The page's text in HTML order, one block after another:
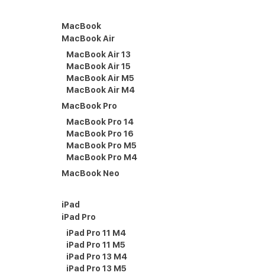
MacBook
MacBook Air
MacBook Air 13
MacBook Air 15
MacBook Air M5
MacBook Air M4
MacBook Pro
MacBook Pro 14
MacBook Pro 16
MacBook Pro M5
MacBook Pro M4
MacBook Neo
iPad
iPad Pro
iPad Pro 11 M4
iPad Pro 11 M5
iPad Pro 13 M4
iPad Pro 13 M5